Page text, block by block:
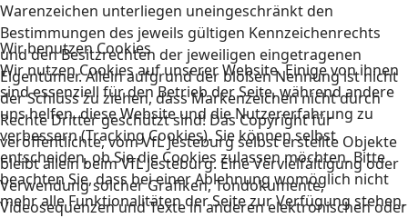
Warenzeichen unterliegen uneingeschränkt den
Bestimmungen des jeweils gültigen Kennzeichenrechts
und den Besitzrechten der jeweiligen eingetragenen
Eigentümer. Allein aufgrund der bloßen Nennung ist nicht
der Schluss zu ziehen, dass Markenzeichen nicht durch
Rechte Dritter geschützt sind! Das Copyright für
veröffentlichte, vom VfL Jesteburg selbst erstellte Objekte
bleibt allein beim VfL Jesteburg. Eine Vervielfältigung oder
Verwendung solcher Grafiken, Tondokumente,
Videosequenzen und Texte in anderen elektronischen oder
Wir benutzen Cookies
Wir nutzen Cookies auf unserer Website. Einige von ihnen
sind essenziell für den Betrieb der Seite, während andere
uns helfen, diese Website und die Nutzererfahrung zu
verbessern (Tracking Cookies). Sie können selbst
entscheiden, ob Sie die Cookies zulassen möchten. Bitte
beachten Sie, dass bei einer Ablehnung womöglich nicht
mehr alle Funktionalitäten der Seite zur Verfügung stehen.